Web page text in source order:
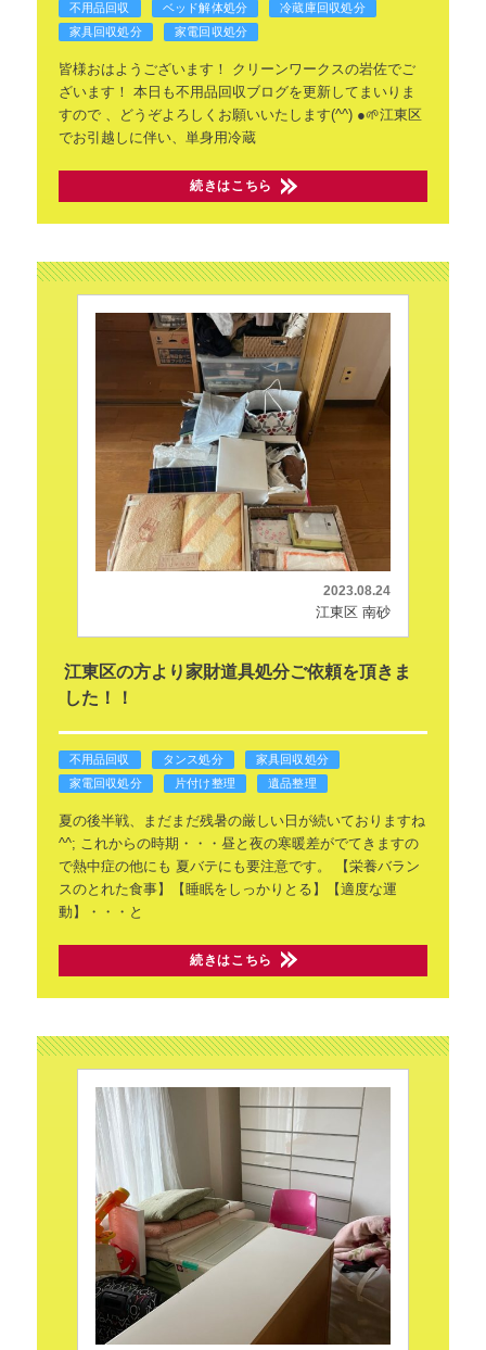
不用品回収 ベッド解体処分
冷蔵庫回収処分
家具回収処分
家電回収処分
皆様おはようございます！
クリーンワークスの岩佐でご
ざいます！ 本日も不用品回収ブログを更新してまいりま
すので、どうぞよろしくお願いいたします(^^) ●🌱江東区
でお引越しに伴い、単身用冷蔵
続きはこちら
2023.08.24
江東区 南砂
江東区の方より家財道具処分ご依頼を頂きま
した！！
不用品回収 タンス処分
家具回収処分
家電回収処分
片付け整理 遺品整理
夏の後半戦、まだまだ残暑の厳しい日が続いておりますね
^^; これからの時期・・・昼と夜の寒暖差がでてきますの
で熱中症の他にも 夏バテにも要注意です。
【栄養バラン
スのとれた食事】【睡眠をしっかりとる】【適度な運
動】・・・と
続きはこちら